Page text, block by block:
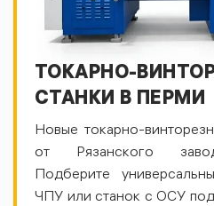
ТОКАРНО-
СТАНКИ В ПЕРМИ
Новые токарно-
от Рязанского
Подберите
ЧПУ или станок с ОСУ под